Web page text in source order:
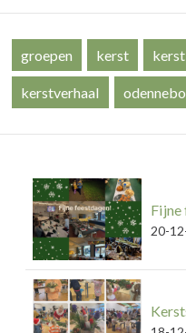
groepen kerst
kerstverhaal
Fijne
20-